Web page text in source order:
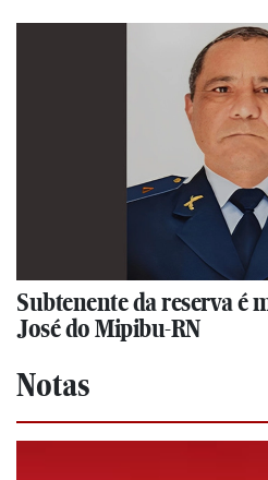
Subtenente da reserva é
José do Mipibu-RN
Notas